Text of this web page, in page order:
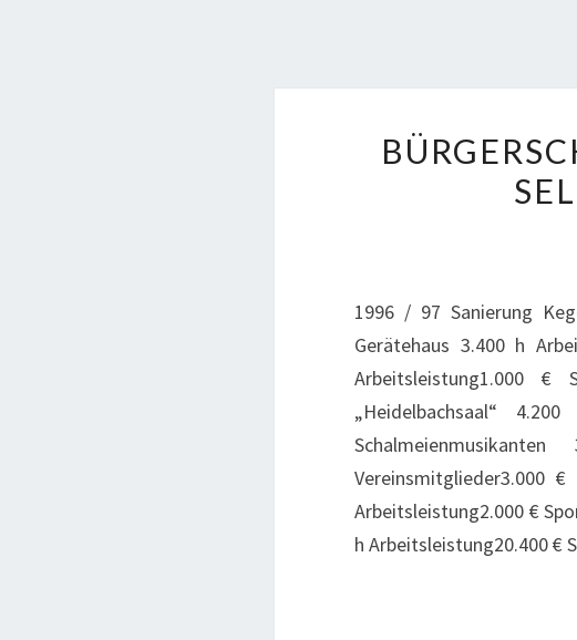
1996 / 97 Sanierung
Gerätehaus 3.400 h
Arbeitsleistung1.000
„Heidelbachsaal“
Vereinsmitglieder3.000
Arbeitsleistung2.000 €
h Arbeitsleistung20.400